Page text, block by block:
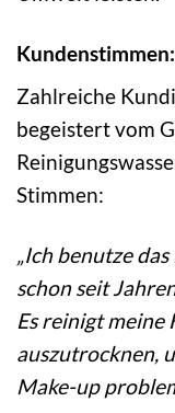
Zahlreiche
begeistert vom
Stimmen:
„Ich benutze
schon seit
Es reinigt meine
auszutrocknen,
Make-up